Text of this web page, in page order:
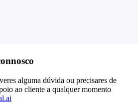
alguma dúvida ou precisares de
ao cliente a qualquer momento